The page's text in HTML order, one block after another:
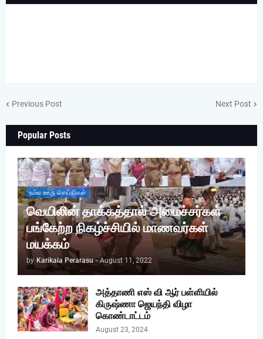
Previous Post Next Post
Popular Posts
நம்ம ஊரு செய்திகள்
வெயிலின் தாக்கத்தால் அமைச்சர்கள்
பங்கேற்ற நிகழ்ச்சியில் மாணவர்கள்
மயக்கம்
by Karikala Perarasu - August 11, 2022
அத்தாணி எஸ் வி ஆர் பள்ளியில்
கிருஷ்ணா ஜெயந்தி விழா
கொண்டாட்டம்
August 23, 2024